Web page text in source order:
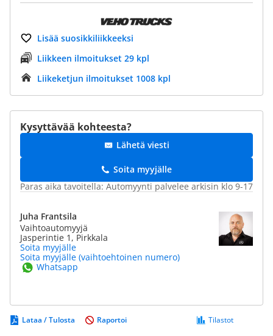
Lisää suosikkiliikkeeksi
Liikkeen ilmoitukset 29 kpl
Liikeketjun ilmoitukset 1008 kpl
Kysyttävää kohteesta?
Lähetä viesti
Soita myyjälle
Paras aika tavoitella: Automyynti palvelee arkisin klo 9-17
Juha Frantsila
Vaihtoautomyyjä
Jasperintie 1, Pirkkala
Soita myyjälle
Soita myyjälle (vaihtoehtoinen numero)
Whatsapp
Lataa / Tulosta Tilastot
Raportoi